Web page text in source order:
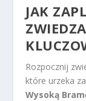
JAK
Rozpocznij
które urzeka
Wysoką